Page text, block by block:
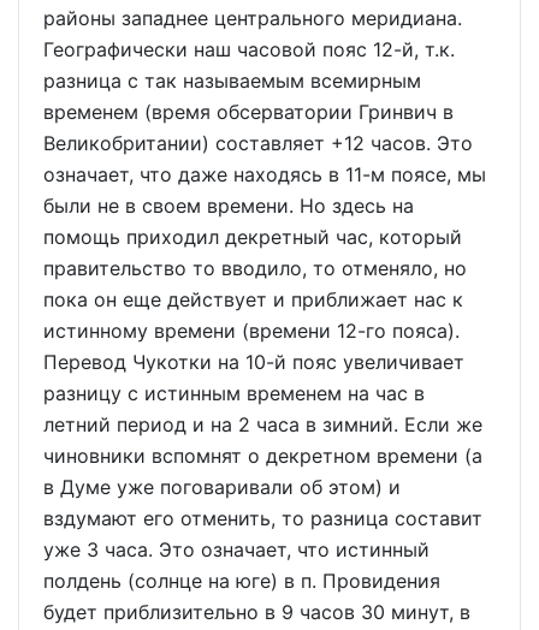
районы западнее центрального меридиана.
Географически наш часовой пояс 12-й, т.к.
разница с так называемым всемирным
временем (время обсерватории Гринвич в
Великобритании) составляет +12 часов. Это
означает, что даже находясь в 11-м поясе, мы
были не в своем времени. Но здесь на
помощь приходил декретный час, который
правительство то вводило, то отменяло, но
пока он еще действует и приближает нас к
истинному времени (времени 12-го пояса).
Перевод Чукотки на 10-й пояс увеличивает
разницу с истинным временем на час в
летний период и на 2 часа в зимний. Если же
чиновники вспомнят о декретном времени (а
в Думе уже поговаривали об этом) и
вздумают его отменить, то разница составит
уже 3 часа. Это означает, что истинный
полдень (солнце на юге) в п. Провидения
будет приблизительно в 9 часов 30 минут, в